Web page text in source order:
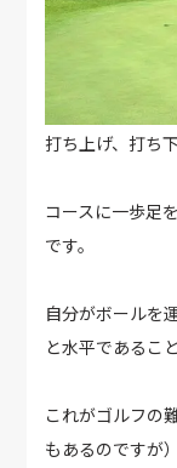
打ち上げ、打ち
コースに一歩足
です。
自分がボールを
と水平であるこ
これがゴルフの
もあるのですが